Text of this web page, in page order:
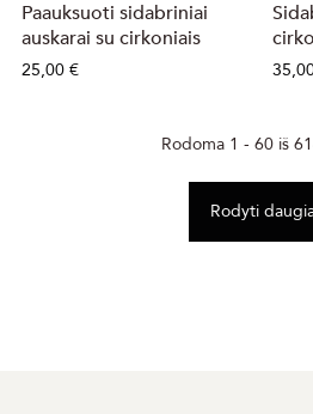
Paauksuoti sidabriniai
auskarai su cirkoniais
25,00 €
Rodoma 1 - 60 iš
Rodyti